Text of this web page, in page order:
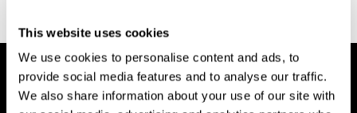
This website uses cookies
We use cookies to personalise content and ads, to
provide social media features and to analyse our traffic.
We also share information about your use of our site with